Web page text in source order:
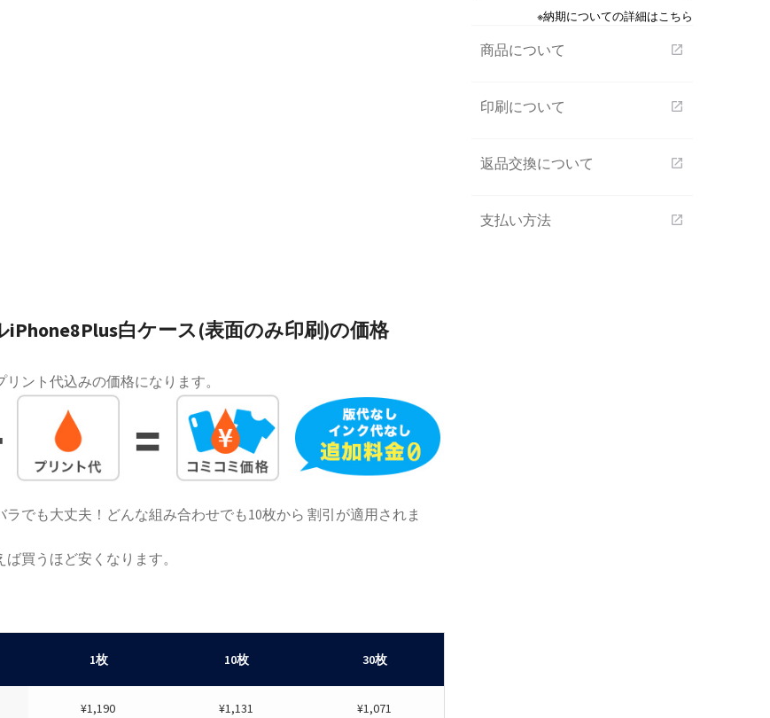
※納期についての詳細はこちら
商品について open_in_new
印刷について open_in_new
返品交換について open_in_new
支払い方法 open_in_new
iPhone8Plus白ケース(表面のみ印刷)の価格
ント代込みの価格になります。
でも大丈夫！どんな組み合わせでも10枚から 割引が適用されま
買うほど安くなります。
1枚 10枚 30枚
¥1,190 ¥1,131 ¥1,071